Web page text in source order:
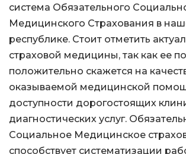
система Обязательного
Медицинского Страхования в
республике. Стоит отметить
страховой медицины, так как ее
положительно скажется на
оказываемой медицинской
доступности дорогостоящих
диагностических услуг.
Социальное Медицинское
способствует систематизации